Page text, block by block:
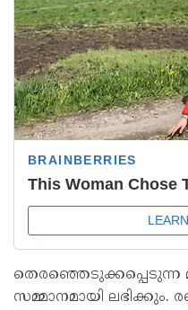
തെരഞ്ഞെടുക്കപ്പെടുന്ന
സമ്മാനമായി ലഭിക്കും.